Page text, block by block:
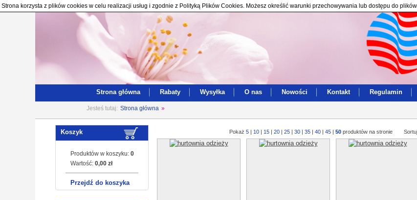
Strona korzysta z plików cookies w celu realizacji usług i zgodnie z Polityką Plików Cookies. Możesz określić warunki przechowywania lub dostępu do
Strona główna Rabaty Wysyłka O nas Nowości Kontakt Regulamin
Jesteś tutaj: Strona główna »
Koszyk
Produktów w koszyku: 0
Wartość: 0,00 zł
Przejdź do koszyka
Pokaż 5 | 10 | 15 | 20 | 25 | 30 | 35 | 40 | 45 | 50 produktów na stronie